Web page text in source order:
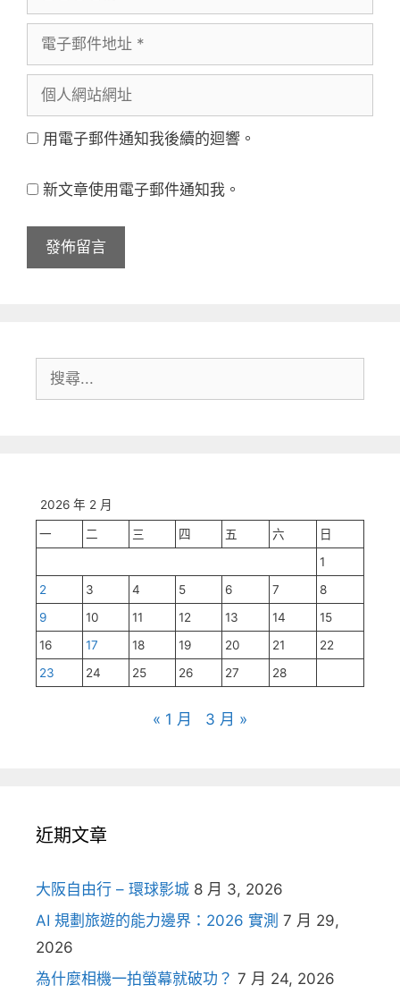
言
名
子
件
地
人
網
網
用電子郵件通知我後續的迴響。
新文章使用電子郵件通知我。
尋:
2026 年 2 月
一 二 三 四 五 六
日
1
2
3 4 5 6 7
8
9
10 11 12 13 14
15
16
17 18 19 20 21
22
23
24 25 26 27 28
« 1 月 3 月 »
近期文章
大阪自由行 – 環球影城 8 月 3, 2026
AI 規劃旅遊的能力邊界：2026 實測 7 月 29,
2026
為什麼相機一拍螢幕就破功？ 7 月 24, 2026